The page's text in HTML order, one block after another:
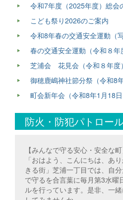
令和7年度（2025年度）総会
こども祭り2026のご案内
令和8年春の交通安全運動（写
春の交通安全運動（令和８年
芝浦会 花見会（令和８年度）
御穂鹿嶋神社節分祭（令和8
町会新年会（令和8年1月18日
防火・防犯パトロー
【みんなで守る安心・安全な町
「おはよう、こんにちは、あ
きる街」芝浦一丁目では、自
で守るを合言葉に毎月第3水曜
ルを行っています。是非、一